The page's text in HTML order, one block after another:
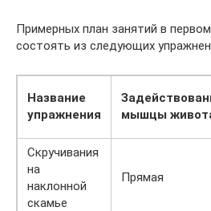
Примерных план занятий в
состоять из следующих
Название
упражнения
мышцы
Скручивания
на
наклонной
скамье
Прямая